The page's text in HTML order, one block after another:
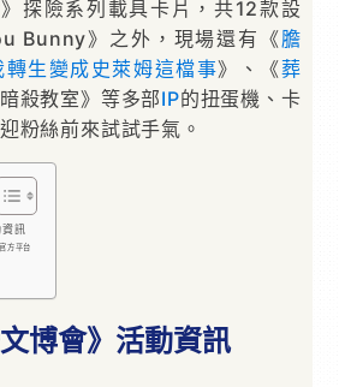
探險系列載具卡片，共12款設
Bunny》之外，現場還有《膽
轉生變成史萊姆這檔事》、《葬
殺教室》等多部IP的扭蛋機、卡
粉絲前來試試手氣。
訊
方平台
博會》活動資訊